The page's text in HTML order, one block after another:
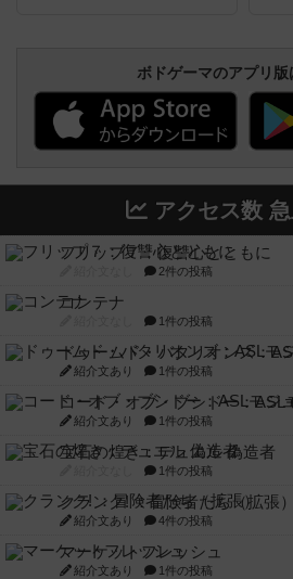
ボドゲーマのアプリ版
アクセス数
フリップ７：復讐心とともに
2件の投稿
コンテナ
1件の投稿
ドゥームド・バタリオンズ：
紹介文あり 1件の投稿
コード・オブ・ブシドー：ASL
紹介文あり 1件の投稿
宝石の煌き：デュエル 偽造者
1件の投稿
クランク! ：冒険者たち（拡張）
紹介文あり 4件の投稿
マーケットフレッシュ
紹介文あり 1件の投稿